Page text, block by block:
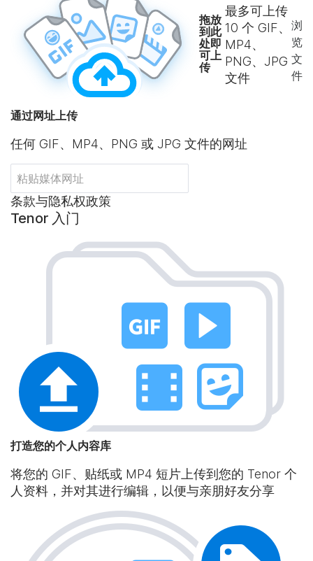
拖放
到此
处即
可上
传
最多可上传
10 个 GIF、
MP4、
PNG、JPG
文件
浏
览
文
件
通过网址上传
任何 GIF、MP4、PNG 或 JPG 文件的网址
条款与隐私权政策
Tenor 入门
打造您的个人内容库
将您的 GIF、贴纸或 MP4 短片上传到您的 Tenor 个
人资料，并对其进行编辑，以便与亲朋好友分享